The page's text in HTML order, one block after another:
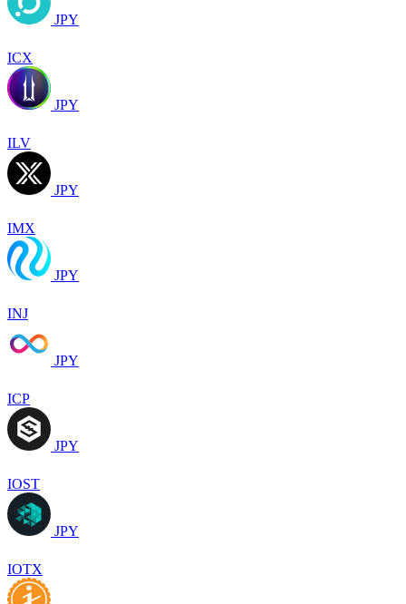
JPY
ICX
JPY
ILV
JPY
IMX
JPY
INJ
JPY
ICP
JPY
IOST
JPY
IOTX